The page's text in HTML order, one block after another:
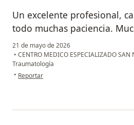
Un excelente profesional,
todo muchas paciencia.
21 de mayo de 2026
• CENTRO MEDICO ESPECIALIZADO SAN
Traumatología
• en opinión del usuario Carmen
Reportar